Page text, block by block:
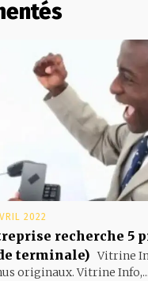
2022
recherche 5
terminale) Vitrine
originaux. Vitrine Info,...